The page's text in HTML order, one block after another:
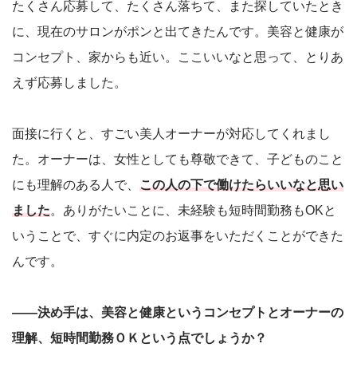
たくさん応募して、たくさん落ちて、また探していたとき
に、現在のサロンがポンと出てきたんです。美容と健康が
コンセプト、家からも近い。ここいいなと思って、とりあ
えず応募しました。
面接に行くと、すごい美人オーナーが対応してくれまし
た。オーナーは、女性としても尊敬できて、子どものこと
にも理解のある人で、 この人の下で働けたらいいなと思い
ました。ありがたいことに、未経験も短時間勤務もOKと
いうことで、すぐに内定のお返事をいただくことができた
んです。
――決め手は、美容と健康というコンセプトとオーナーの
理解、短時間勤務ＯＫという点でしょうか？